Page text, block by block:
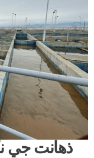
ذهانت جي